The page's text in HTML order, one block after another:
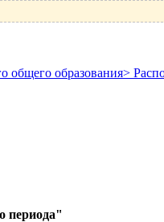
общего образования>
периода"